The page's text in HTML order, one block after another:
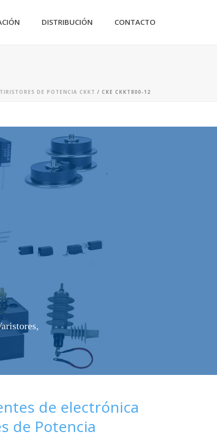
DISTRIBUCIÓN CONTACTO
DE POTENCIA CKKT / CKE CKKT800-12
de electrónica
de Potencia